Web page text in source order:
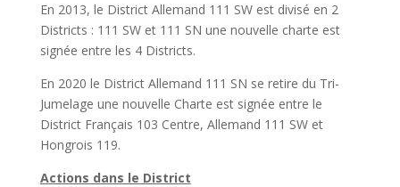
En 2013, le District Allemand 111 SW est divisé en 2
Districts : 111 SW et 111 SN une nouvelle charte est
signée entre les 4 Districts.
En 2020 le District Allemand 111 SN se retire du Tri-
Jumelage une nouvelle Charte est signée entre le
District Français 103 Centre, Allemand 111 SW et
Hongrois 119.
Actions dans le District